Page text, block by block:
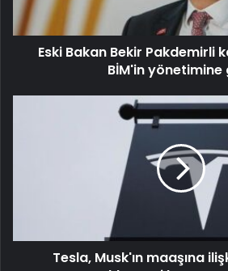
Eski Bakan Bekir Pakdemirli
BİM'in yönetimine
Tesla, Musk'ın maaşına